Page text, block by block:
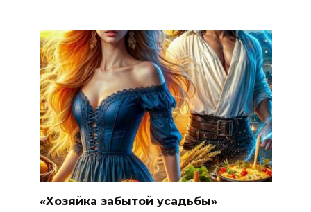
«Хозяйка забытой усадьбы»